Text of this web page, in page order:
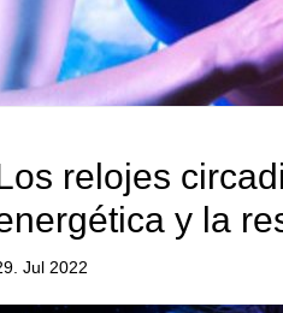
relojes
y la
Jul 2022